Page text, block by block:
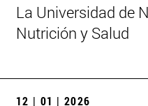
La Universidad de
Nutrición y Salud
12 | 01 | 2026